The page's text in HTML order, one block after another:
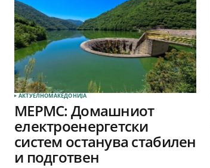
АКТУЕЛНОМАКЕДОНИЈА
МЕРМС: Домашниот
електроенергетски
систем останува стабилен
и подготвен